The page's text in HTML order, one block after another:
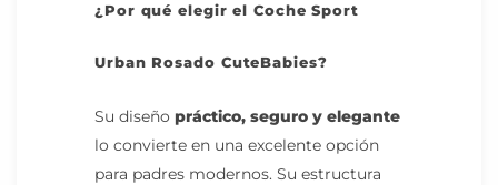
¿Por qué elegir el Coche Sport
Urban Rosado CuteBabies?
Su diseño práctico, seguro y elegante
lo convierte en una excelente opción
para padres modernos. Su estructura